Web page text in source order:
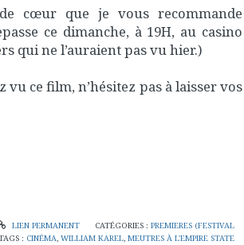
cœur que je vous recommande
ce dimanche, à 19H, au casino
qui ne l’auraient pas vu hier.)
vu ce film, n’hésitez pas à laisser vos
LIEN PERMANENT CATÉGORIES :PREMIERES (FESTIVAL
: CINÉMA,WILLIAM KAREL,MEUTRES À L'EMPIRE STATE